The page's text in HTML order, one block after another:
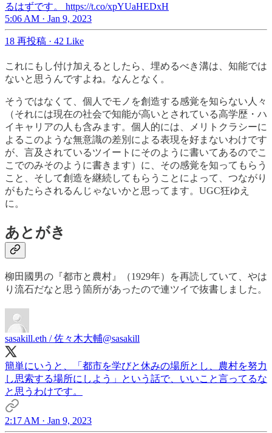
るはずです。 https://t.co/xpYUaHEDxH
5:06 AM · Jan 9, 2023
18 再投稿 · 42 Like
これにもし付け加えるとしたら、埋めるべき溝は、知能では
ないと思うんですよね。なんとなく。
そうではなくて、個人でモノを創造する感覚を知らない人々
（それには現在の社会で知能が高いとされている高学歴・ハ
イキャリアの人も含みます。個人的には、メリトクラシーに
よるこのような無意識の差別による表現を好まないわけです
が、言及されているツイートにそのように書いてあるのでこ
こでのみそのように書きます）に、その感覚を知ってもらう
こと、そして創造を継続してもらうことによって、つながり
がもたらされるんじゃないかと思ってます。UGC狂ゆえ
に。
あとがき
柳田國男の『都市と農村』（1929年）を再読していて、やは
り流石だなと思う箇所があったので連ツイで抜書しました。
sasakill.eth / 佐々木大輔@sasakill
簡単にいうと、「都市を学びと休みの場所とし、農村を努力
し思索する場所にしよう」という話で、いいこと言ってるな
と思うわけです。
2:17 AM · Jan 9, 2023